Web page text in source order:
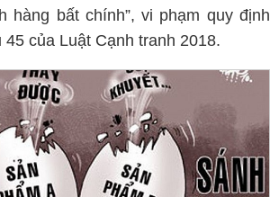
hàng bất chính”, vi phạm quy định
của Luật Cạnh tranh 2018.